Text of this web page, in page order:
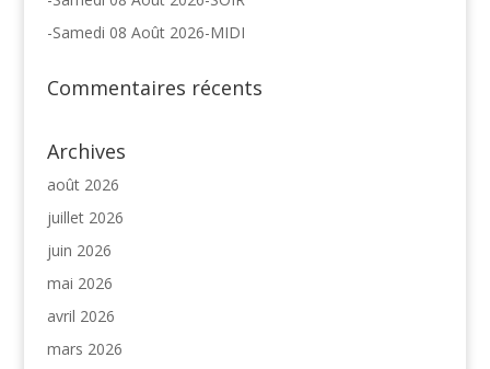
-Samedi 08 Août 2026-MIDI
Commentaires récents
Archives
août 2026
juillet 2026
juin 2026
mai 2026
avril 2026
mars 2026